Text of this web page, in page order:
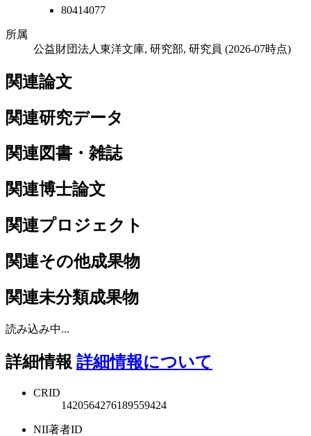
80414077
所属
公益財団法人東洋文庫, 研究部, 研究員 (2026-07時点)
関連論文
関連研究データ
関連図書・雑誌
関連博士論文
関連プロジェクト
関連その他成果物
関連未分類成果物
読み込み中...
詳細情報 詳細情報について
CRID
1420564276189559424
NII著者ID